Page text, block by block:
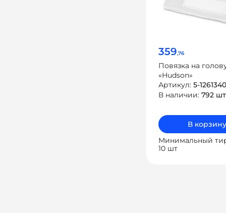
359,76
Повязка на
«Hudson»
Артикул: 5-
В наличии: 792 шт
В корзину
Минимальный
10 шт